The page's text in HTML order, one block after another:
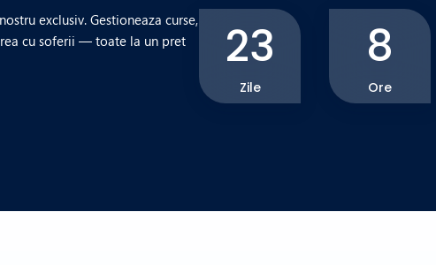
exclusiv. Gestioneaza curse,
cu soferii — toate la un pret
23
Zile
8
Ore